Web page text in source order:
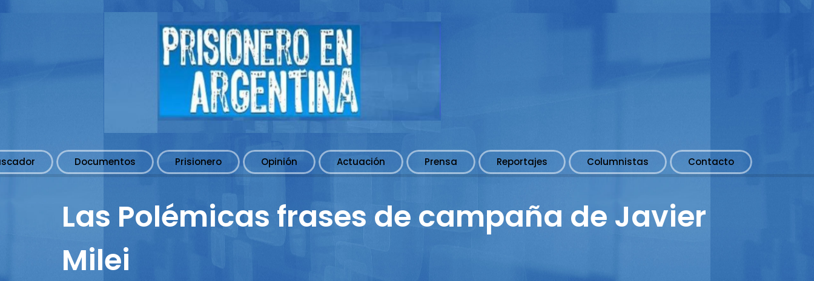
Documentos Prisionero Opinión Actuación Prensa Reportajes Columnistas Contacto
Las Polémicas frases de campaña de Javier
Milei